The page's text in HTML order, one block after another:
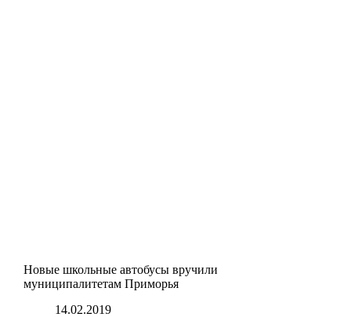
Новые школьные автобусы вручили
муниципалитетам Приморья
14.02.2019